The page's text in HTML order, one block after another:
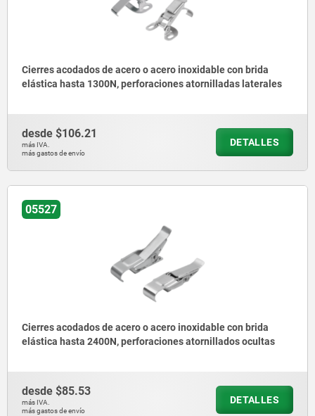
Cierres acodados de acero o acero inoxidable con brida
elástica hasta 1300N, perforaciones atornilladas laterales
desde $106.21
más IVA.
más gastos de envío
DETALLES
05527
Cierres acodados de acero o acero inoxidable con brida
elástica hasta 2400N, perforaciones atornillados ocultas
desde $85.53
más IVA.
más gastos de envío
DETALLES